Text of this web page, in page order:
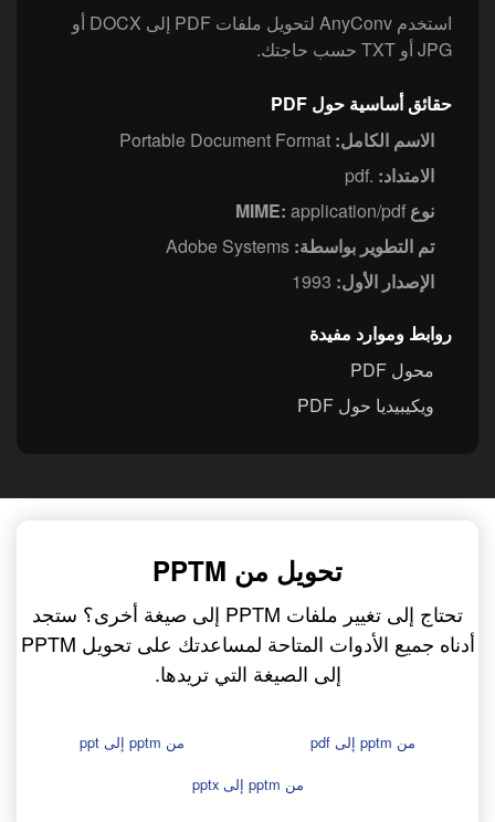
استخدم AnyConv لتحويل ملفات PDF إلى DOCX أو
JPG أو TXT حسب حاجتك.
حقائق أساسية حول PDF
الاسم الكامل:
الامتداد: .pdf
نوع MIME: application/pdf
تم التطوير بواسطة:
الإصدار الأول:
روابط وموارد مفيدة
محول PDF
ويكيبيديا حول PDF
تحويل من PPTM
تحتاج إلى تغيير ملفات PPTM إلى صيغة أخرى؟ ستجد
أدناه جميع الأدوات المتاحة لمساعدتك على تحويل PPTM
إلى الصيغة التي تريدها.
من pptm إلى pdf
من pptm إلى ppt
من pptm إلى pptx